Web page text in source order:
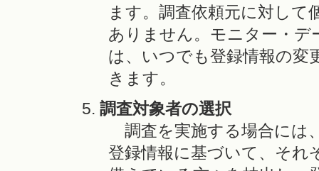
ます。調査依頼元に対して
ありません。モニター・デ
は、いつでも登録情報の変
きます。
調査対象者の選択
調査を実施する場合には
登録情報に基づいて、それ